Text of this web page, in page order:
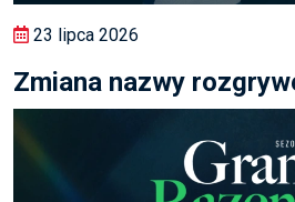
23 lipca 2026
Zmiana nazwy